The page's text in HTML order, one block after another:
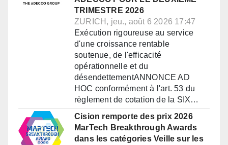
TRIMESTRE 2026
ZURICH, jeu., août 6 2026 17:47
Exécution rigoureuse au service
d'une croissance rentable
soutenue, de l'efficacité
opérationnelle et du
désendettementANNONCE AD
HOC conformément à l'art. 53 du
règlement de cotation de la SIX…
Cision remporte des prix 2026
MarTech Breakthrough Awards
dans les catégories Veille sur les